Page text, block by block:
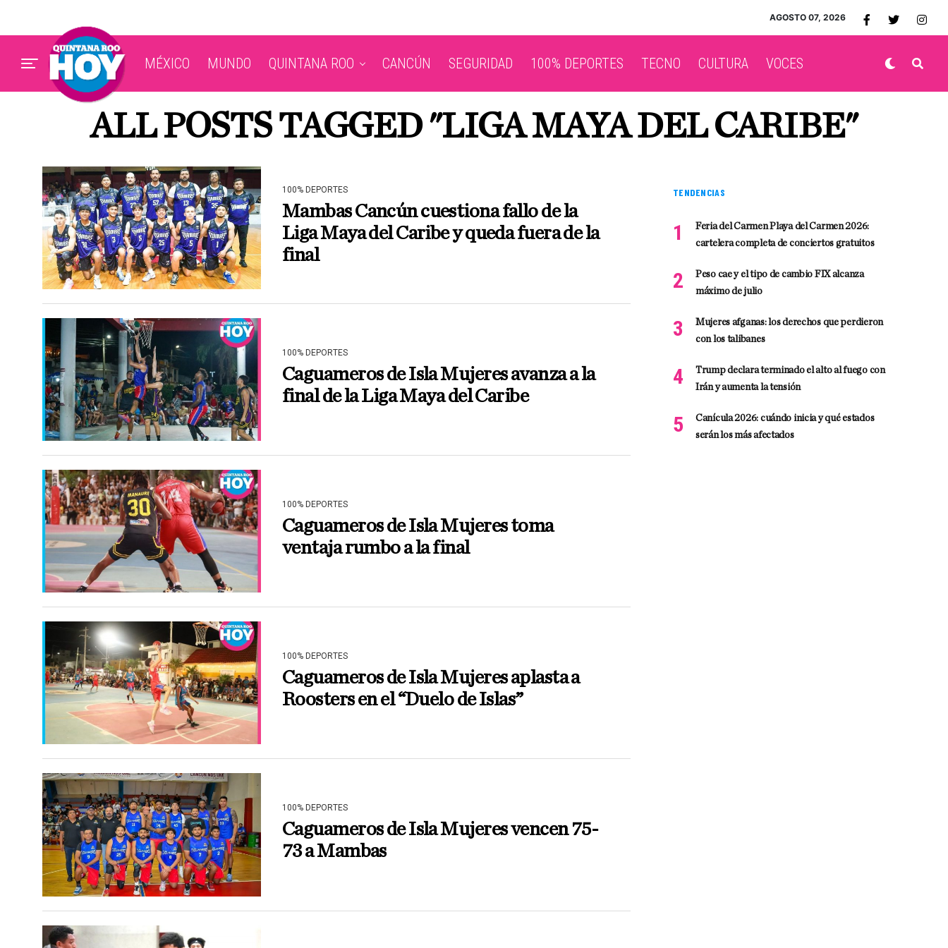
AGOSTO 07, 2026
MÉXICO MUNDO QUINTANA ROO CANCÚN SEGURIDAD 100% DEPORTES TECNO CULTURA VOCES
ALL POSTS TAGGED "LIGA MAYA DEL CARIBE"
100% DEPORTES
Mambas Cancún cuestiona fallo de la
Liga Maya del Caribe y queda fuera de la
final
100% DEPORTES
Caguameros de Isla Mujeres avanza a la
final de la Liga Maya del Caribe
100% DEPORTES
Caguameros de Isla Mujeres toma
ventaja rumbo a la final
100% DEPORTES
Caguameros de Isla Mujeres aplasta a
Roosters en el “Duelo de Islas”
100% DEPORTES
Caguameros de Isla Mujeres vencen 75-
73 a Mambas
TENDENCIAS
Feria del Carmen Playa del Carmen 2026:
cartelera completa de conciertos gratuitos
Peso cae y el tipo de cambio FIX alcanza
máximo de julio
Mujeres afganas: los derechos que perdieron
con los talibanes
Trump declara terminado el alto al fuego con
Irán y aumenta la tensión
Canícula 2026: cuándo inicia y qué estados
serán los más afectados